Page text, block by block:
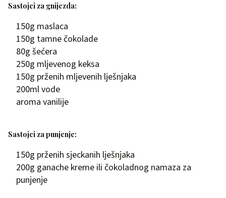
Sastojci za gnijezda:
150g maslaca
150g tamne čokolade
80g šećera
250g mljevenog keksa
150g prženih mljevenih lješnjaka
200ml vode
aroma vanilije
Sastojci za punjenje:
150g prženih sjeckanih lješnjaka
200g ganache kreme ili čokoladnog namaza za
punjenje